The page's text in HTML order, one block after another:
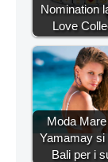
Nomination
Love
Moda Mare
Yamamay si
Bali per i